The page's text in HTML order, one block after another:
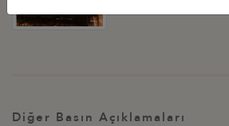
Diğer Basın Açıklamaları